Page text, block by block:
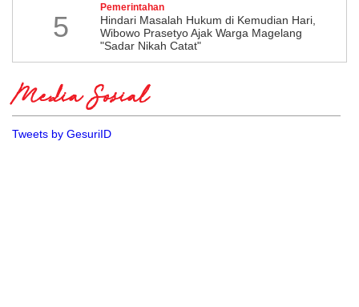
5
Pemerintahan
Hindari Masalah Hukum di Kemudian Hari,
Wibowo Prasetyo Ajak Warga Magelang
"Sadar Nikah Catat"
Media Sosial
Tweets by GesuriID